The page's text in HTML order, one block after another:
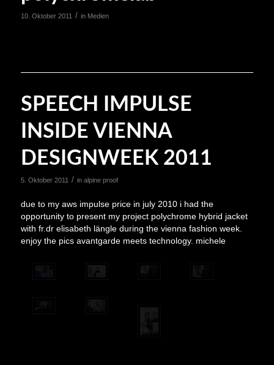
10. Oktober 2011 / in Medien
SPEECH IMPULSE
INSIDE VIENNA
DESIGNWEEK 2011
5. Oktober 2011 / in alpine proof
due to my aws impulse price in july 2010 i had the
opportunity to present my project polychrome hybrid jacket
with fr.dr elisabeth längle during the vienna fashion week.
enjoy the pics avantgarde meets technology. michele